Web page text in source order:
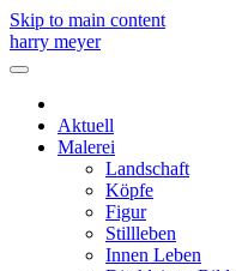
Skip to main content
harry meyer
Aktuell
Malerei
Landschaft
Köpfe
Figur
Stillleben
Innen Leben